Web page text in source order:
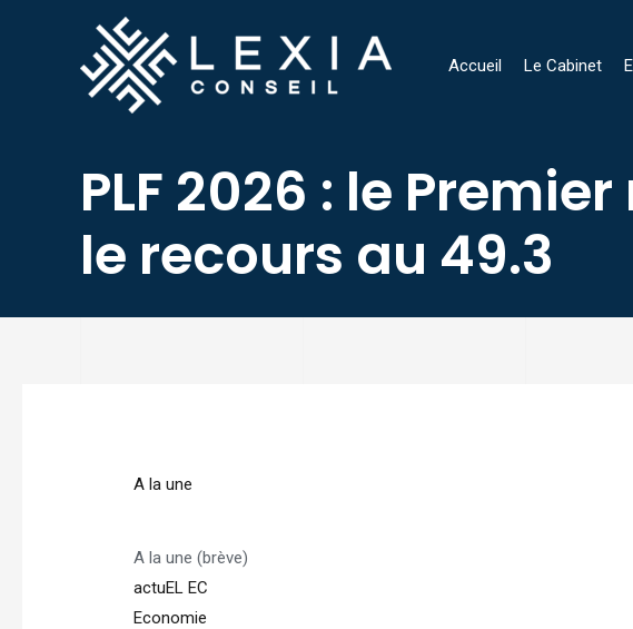
Accueil Le Cabinet
PLF 2026 : le
le recours au 49.3
A la une
A la une (brève)
actuEL EC
Economie